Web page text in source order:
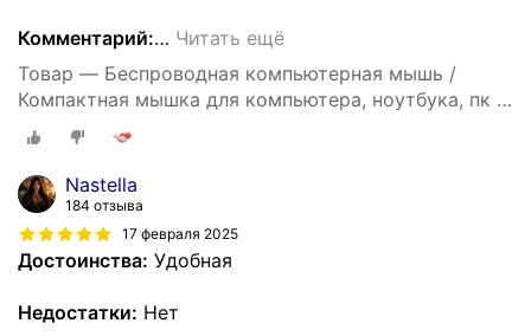
Комментарий:… Читать ещё
Товар — Беспроводная компьютерная мышь /
Компактная мышка для компьютера, ноутбука, пк и
макбука / Встроенный аккумулятор / Бесшумные
кнопки / Bluetooth / White
Nastella
184 отзыва
17 февраля 2025
Достоинства: Удобная
Недостатки: Нет